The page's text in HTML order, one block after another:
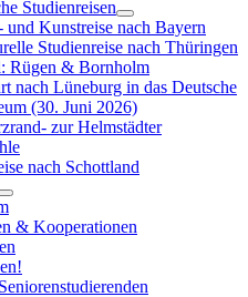
Studienreisen
und Kunstreise nach Bayern
Studienreise nach Thüringen
Rügen & Bornholm
nach Lüneburg in das Deutsche
(30. Juni 2026)
zur Helmstädter
nach Schottland
& Kooperationen